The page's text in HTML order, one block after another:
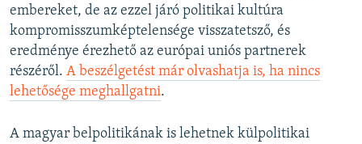
embereket, de az ezzel járó politikai kultúra
kompromisszumképtelensége visszatetsző, és
eredménye érezhető az európai uniós partnerek
részéről. A beszélgetést már olvashatja is, ha nincs
lehetősége meghallgatni.
A magyar belpolitikának is lehetnek külpolitikai